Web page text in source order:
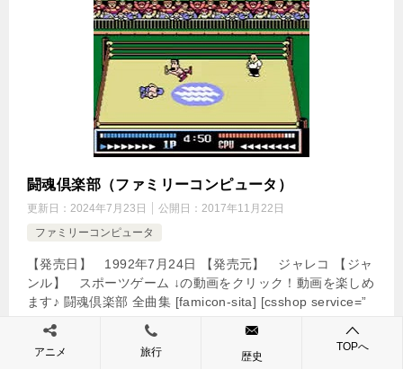
闘魂倶楽部（ファミリーコンピュータ）
更新日： 2024年7月23日 公開日： 2017年11月22日
ファミリーコンピュータ
【発売日】 1992年7月24日 【発売元】 ジャレコ 【ジャ
ンル】 スポーツゲーム ↓の動画をクリック！動画を楽しめ
ます♪ 闘魂倶楽部 全曲集 [famicon-sita] [csshop service=”
アニメ 旅行 歴史
TOPへ